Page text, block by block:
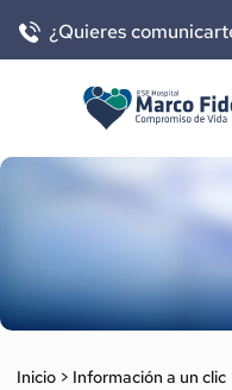
¿Quieres
Inicio > Información a un clic